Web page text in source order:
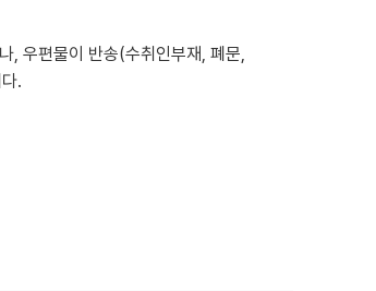
, 우편물이 반송(수취인부재, 폐문,
.